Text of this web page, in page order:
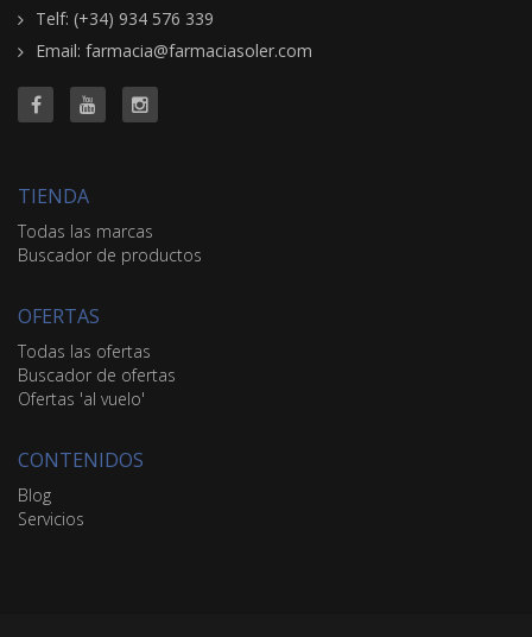
Telf: (+34) 934 576 339
Email: farmacia@farmaciasoler.com
TIENDA
Todas las marcas
Buscador de productos
OFERTAS
Todas las ofertas
Buscador de ofertas
Ofertas 'al vuelo'
CONTENIDOS
Blog
Servicios